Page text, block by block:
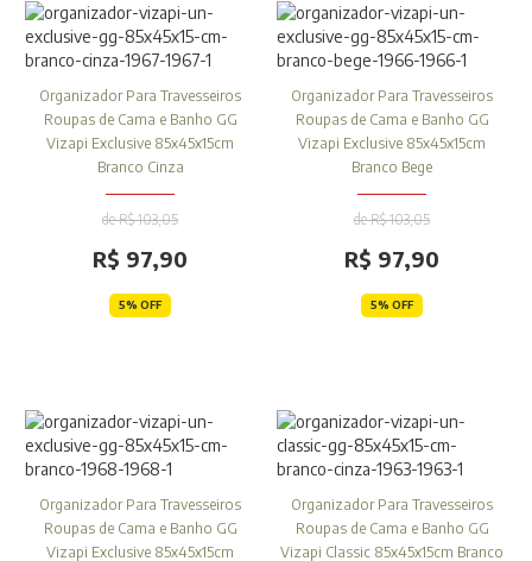
Organizador Para Travesseiros
Roupas de Cama e Banho GG
Vizapi Exclusive 85x45x15cm
Branco Cinza
de R$ 103,05
R$ 97,90
5% OFF
Organizador Para Travesseiros
Roupas de Cama e Banho GG
Vizapi Exclusive 85x45x15cm
Branco Bege
de R$ 103,05
R$ 97,90
5% OFF
Organizador Para Travesseiros
Roupas de Cama e Banho GG
Vizapi Exclusive 85x45x15cm
Organizador Para Travesseiros
Roupas de Cama e Banho GG
Vizapi Classic 85x45x15cm Branco